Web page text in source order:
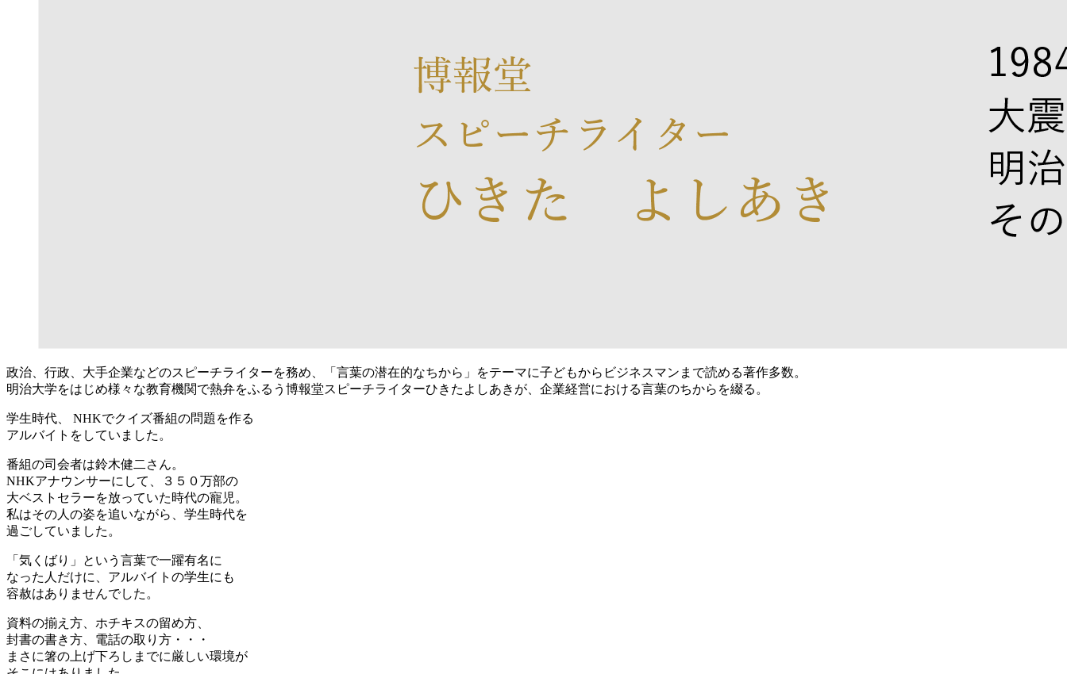
政治、行政、大手企業などのスピーチライターを務め、「言葉の潜在的なちから」をテーマに子どもからビジネスマンまで読める著作多数。
明治大学をはじめ様々な教育機関で熱弁をふるう博報堂スピーチライターひきたよしあきが、企業経営における言葉のちからを綴る。
学生時代、 NHKでクイズ番組の問題を作る
アルバイトをしていました。
番組の司会者は鈴木健二さん。
NHKアナウンサーにして、３５０万部の
大ベストセラーを放っていた時代の寵児。
私はその人の姿を追いながら、学生時代を
過ごしていました。
「気くばり」という言葉で一躍有名に
なった人だけに、アルバイトの学生にも
容赦はありませんでした。
資料の揃え方、ホチキスの留め方、
封書の書き方、電話の取り方・・・
まさに箸の上げ下ろしまでに厳しい環境が